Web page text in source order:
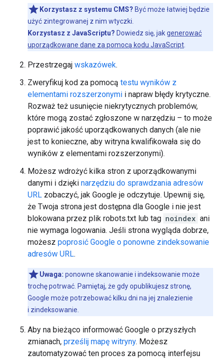
Korzystasz z systemu CMS? Być może łatwiej będzie
użyć zintegrowanej z nim wtyczki.
Korzystasz z JavaScriptu? Dowiedz się, jakgenerować
uporządkowane dane za pomocą kodu JavaScript
Przestrzegaj wskazówek.
Zweryfikuj kod za pomocą testu wyników z
elementami rozszerzonymi i napraw błędy krytyczne.
Rozważ też usunięcie niekrytycznych problemów,
które mogą zostać zgłoszone w narzędziu – to może
poprawić jakość uporządkowanych danych (ale nie
jest to konieczne, aby witryna kwalifikowała się do
wyników z elementami rozszerzonymi).
Możesz wdrożyć kilka stron z uporządkowanymi
danymi i dzięki narzędziu do sprawdzania adresów
URL zobaczyć, jak Google je odczytuje. Upewnij się,
że Twoja strona jest dostępna dla Google i nie jest
blokowana przez plik robots.txt lub tag noindex ani
nie wymaga logowania. Jeśli strona wygląda dobrze,
możesz poprosić Google o ponowne zindeksowanie
adresów URL.
Uwaga: ponowne skanowanie i indeksowanie może
trochę potrwać. Pamiętaj, że gdy opublikujesz stronę,
Google może potrzebować kilku dni na jej znalezienie
i zindeksowanie.
Aby na bieżąco informować Google o przyszłych
zmianach, prześlij mapę witryny. Możesz
zautomatyzować ten proces za pomocą interfejsu